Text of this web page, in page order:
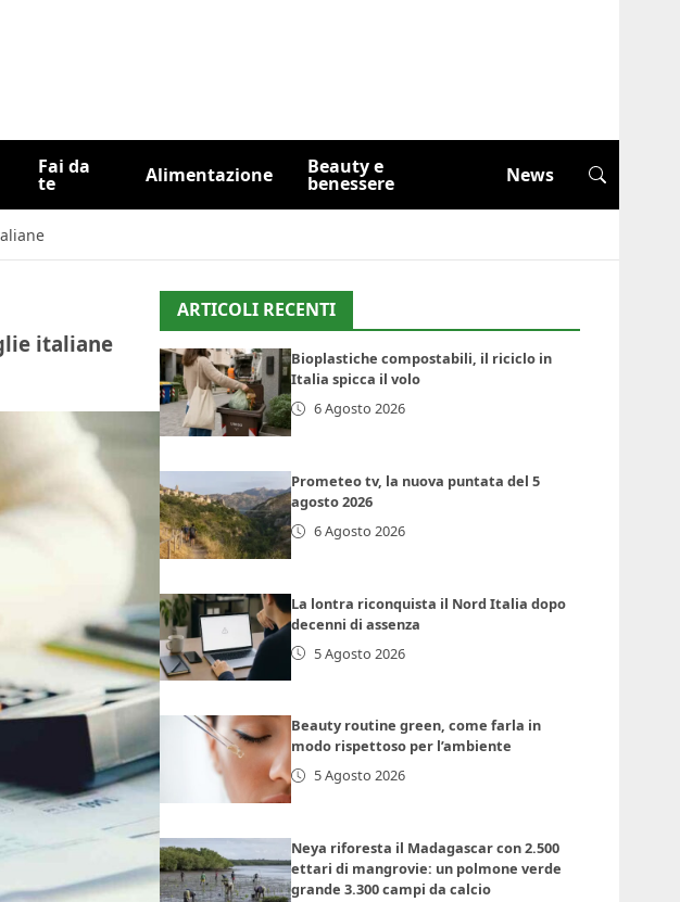
Fai da
te Alimentazione Beauty e
benessere News
italiane
ARTICOLI RECENTI
Bioplastiche compostabili, il riciclo in
Italia spicca il volo
6 Agosto 2026
Prometeo tv, la nuova puntata del 5
agosto 2026
6 Agosto 2026
La lontra riconquista il Nord Italia dopo
decenni di assenza
5 Agosto 2026
Beauty routine green, come farla in
modo rispettoso per l’ambiente
5 Agosto 2026
Neya riforesta il Madagascar con 2.500
ettari di mangrovie: un polmone verde
grande 3.300 campi da calcio